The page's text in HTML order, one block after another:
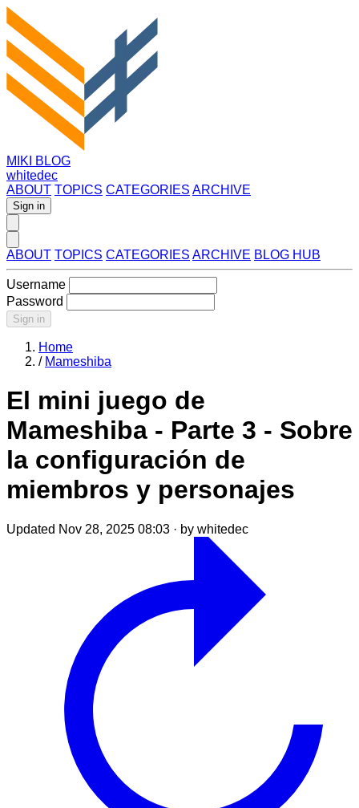
MIKI BLOG
whitedec
ABOUT TOPICS CATEGORIES ARCHIVE
Sign in
ABOUT TOPICS CATEGORIES ARCHIVE BLOG HUB
Username
Password
Sign in
Home
/ Mameshiba
El mini juego de
Mameshiba - Parte 3 - Sobre
la configuración de
miembros y personajes
Updated Nov 28, 2025 08:03 · by whitedec